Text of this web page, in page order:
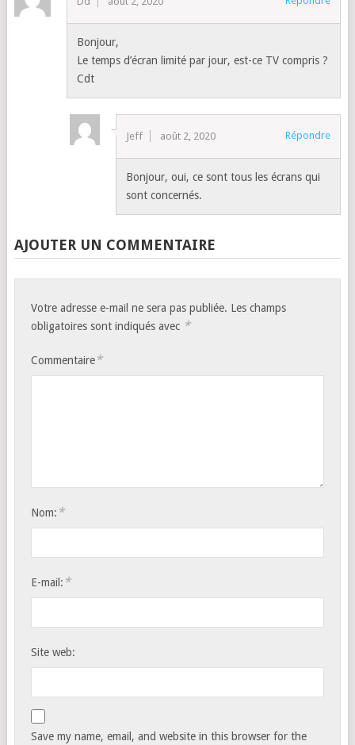
Bonjour,
Le temps d’écran limité par jour, est-ce TV compris ?
Cdt
Jeff août 2, 2020 Répondre
Bonjour, oui, ce sont tous les écrans qui
sont concernés.
AJOUTER UN COMMENTAIRE
Votre adresse e-mail ne sera pas publiée. Les champs
obligatoires sont indiqués avec *
Commentaire*
Nom: *
E-mail: *
Site web:
Save my name, email, and website in this browser for the